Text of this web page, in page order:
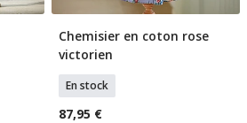
Sélectionner Tailles
Chemisier en coton rose
victorien
En stock
87,95 €